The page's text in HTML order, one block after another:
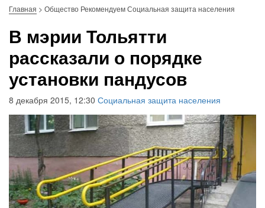
Главная > Общество Рекомендуем Социальная защита населения
В мэрии Тольятти
рассказали о порядке
установки пандусов
8 декабря 2015, 12:30 Социальная защита населения